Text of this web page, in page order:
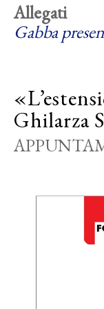
Allegati
Gabba
Ghilarza